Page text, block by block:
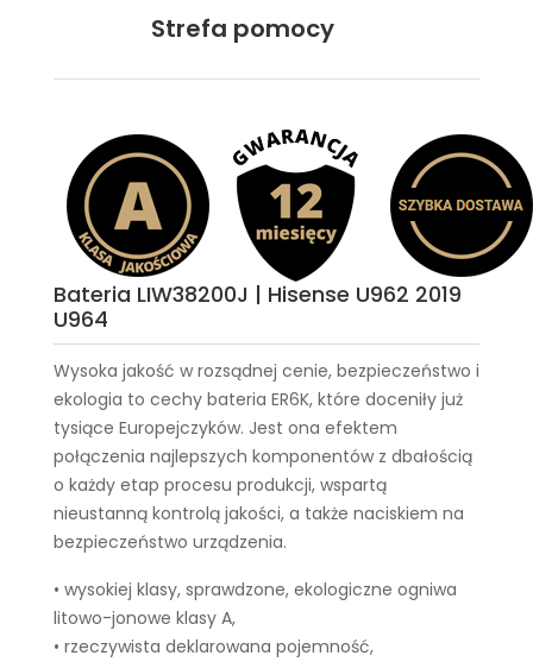
Strefa pomocy
Bateria LIW38200J | Hisense U962 2019
U964
Wysoka jakość w rozsądnej cenie, bezpieczeństwo i
ekologia to cechy bateria ER6K, które doceniły już
tysiące Europejczyków. Jest ona efektem
połączenia najlepszych komponentów z dbałością
o każdy etap procesu produkcji, wspartą
nieustanną kontrolą jakości, a także naciskiem na
bezpieczeństwo urządzenia.
• wysokiej klasy, sprawdzone, ekologiczne ogniwa
litowo-jonowe klasy A,
• rzeczywista deklarowana pojemność,